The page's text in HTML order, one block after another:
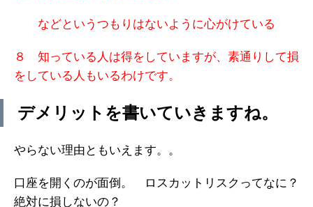
などというつもりはないように心がけている
８ 知っている人は得をしていますが、 素通りして損
をしている人もいるわけです。
デメリットを書いていきますね。
やらない理由ともいえます。。
口座を開くのが面倒。 ロスカットリスクってなに？
絶対に損しないの？